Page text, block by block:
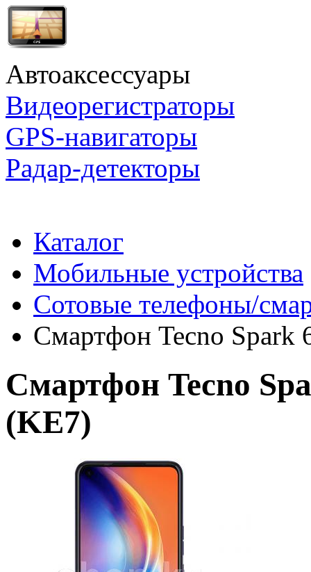
Автоаксессуары
Видеорегистраторы
GPS-навигаторы
Радар-детекторы
Каталог
Мобильные устройства
Сотовые телефоны/
Смартфон Tecno Spark
Смартфон Tecno
(KE7)